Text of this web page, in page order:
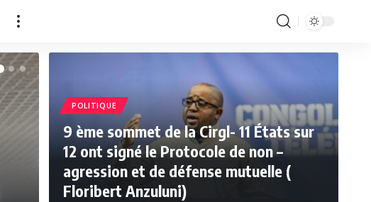
POLITIQUE
9 ème sommet de la Cirgl- 11 États sur
12 ont signé le Protocole de non –
agression et de défense mutuelle (
Floribert Anzuluni)